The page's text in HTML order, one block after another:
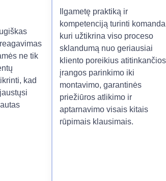
ne tik
kad
Ilgametę praktiką ir
kompetenciją turinti
kuri užtikrina viso proceso
sklandumą nuo geriausiai
kliento poreikius atitinkančios
įrangos parinkimo iki
montavimo, garantinės
priežiūros atlikimo ir
aptarnavimo visais kitais
rūpimais klausimais.